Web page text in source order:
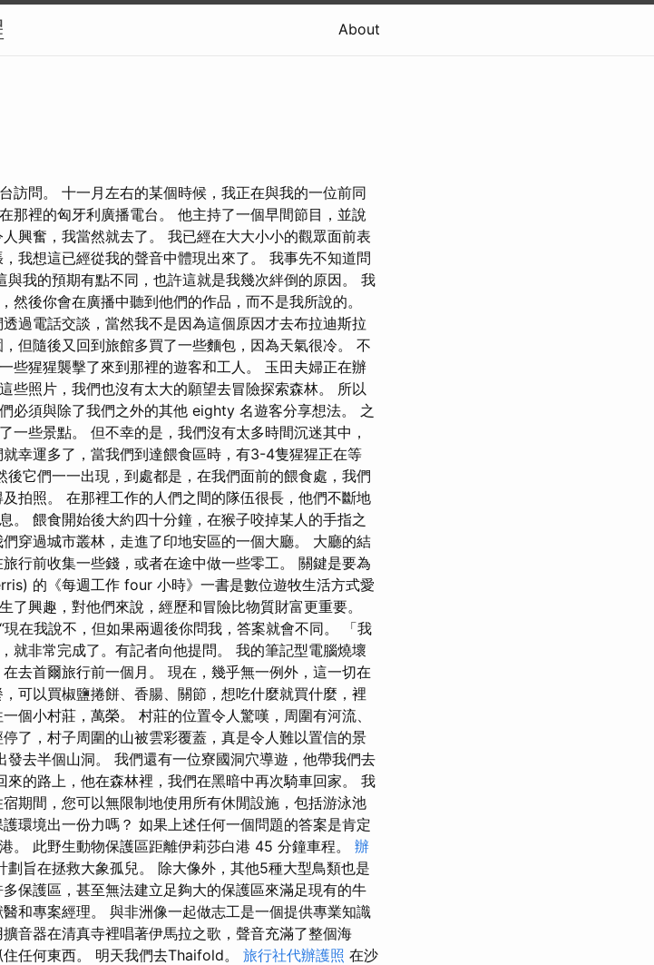
About
訪問。 十一月左右的某個時候，我正在與我的一位前同
那裡的匈牙利廣播電台。 他主持了一個早間節目，並說
興奮，我當然就去了。 我已經在大大小小的觀眾面前表
我想這已經從我的聲音中體現出來了。 我事先不知道問
與我的預期有點不同，也許這就是我幾次絆倒的原因。 我
後你會在廣播中聽到他們的作品，而不是我所說的。
過電話交談，當然我不是因為這個原因才去布拉迪斯拉
但隨後又回到旅館多買了一些麵包，因為天氣很冷。 不
些猩猩襲擊了來到那裡的遊客和工人。 玉田夫婦正在辦
些照片，我們也沒有太大的願望去冒險探索森林。 所以
必須與除了我們之外的其他 eighty 名遊客分享想法。 之
一些景點。 但不幸的是，我們沒有太多時間沉迷其中，
幸運多了，當我們到達餵食區時，有3-4隻猩猩正在等
後它們一一出現，到處都是，在我們面前的餵食處，我們
拍照。 在那裡工作的人們之間的隊伍很長，他們不斷地
。 餵食開始後大約四十分鐘，在猴子咬掉某人的手指之
穿過城市叢林，走進了印地安區的一個大廳。 大廳的結
行前收集一些錢，或者在途中做一些零工。 關鍵是要為
的《每週工作 four 小時》一書是數位遊牧生活方式愛
興趣，對他們來說，經歷和冒險比物質財富更重要。
在我說不，但如果兩週後你問我，答案就會不同。 「我
就非常完成了。有記者向他提問。 我的筆記型電腦燒壞
去首爾旅行前一個月。 現在，幾乎無一例外，這一切在
可以買椒鹽捲餅、香腸、關節，想吃什麼就買什麼，裡
個小村莊，萬榮。 村莊的位置令人驚嘆，周圍有河流、
了，村子周圍的山被雲彩覆蓋，真是令人難以置信的景
發去半個山洞。 我們還有一位寮國洞穴導遊，他帶我們去
的路上，他在森林裡，我們在黑暗中再次騎車回家。 我
期間，您可以無限制地使用所有休閒設施，包括游泳池
環境出一份力嗎？ 如果上述任何一個問題的答案是肯定
。 此野生動物保護區距離伊莉莎白港 45 分鐘車程。 辦
旨在拯救大象孤兒。 除大像外，其他5種大型鳥類也是
保護區，甚至無法建立足夠大的保護區來滿足現有的牛
和專案經理。 與非洲像一起做志工是一個提供專業知識
音器在清真寺裡唱著伊馬拉之歌，聲音充滿了整個海
任何東西。 明天我們去Thaifold。 旅行社代辦護照 在沙